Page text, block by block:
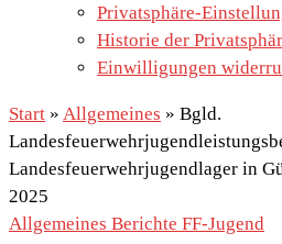
Privatsphäre-
Historie der
Einwilligungen
Start » Allgemeines » Bgld.
Landesfeuerwehrjugendlager in
2025
Allgemeines Berichte FF-Jugend